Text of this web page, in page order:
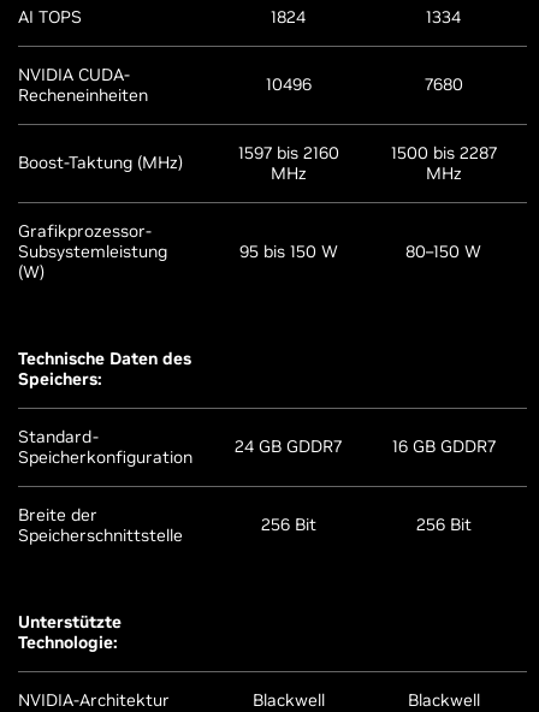
AI TOPS 1824 1334
NVIDIA CUDA-
Recheneinheiten
10496 7680
Boost-Taktung (MHz)
1597 bis 2160
MHz
1500 bis 2287
MHz
Grafikprozessor-
Subsystemleistung
(W)
95 bis 150 W 80–150 W
Technische Daten des
Speichers:
Standard-
Speicherkonfiguration
24 GB GDDR7 16 GB GDDR7
Breite der
Speicherschnittstelle
256 Bit 256 Bit
Unterstützte
Technologie:
NVIDIA-Architektur Blackwell Blackwell